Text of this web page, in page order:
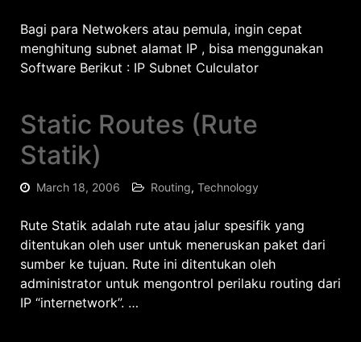
Bagi para Netwokers atau pemula, ingin cepat
menghitung subnet alamat IP , bisa menggunakan
Software Berikut : IP Subnet Culculator
Static Routes (Rute
Statik)
March 18, 2006 Routing, Technology
Rute Statik adalah rute atau jalur spesifik yang
ditentukan oleh user untuk meneruskan paket dari
sumber ke tujuan. Rute ini ditentukan oleh
administrator untuk mengontrol perilaku routing dari
IP “internetwork”. …